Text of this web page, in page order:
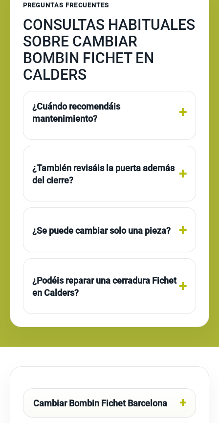
PREGUNTAS FRECUENTES
CONSULTAS HABITUALES
SOBRE CAMBIAR
BOMBIN FICHET EN
CALDERS
¿Cuándo recomendáis
mantenimiento?
¿También revisáis la puerta además
del cierre?
¿Se puede cambiar solo una pieza?
¿Podéis reparar una cerradura Fichet
en Calders?
Cambiar Bombin Fichet Barcelona